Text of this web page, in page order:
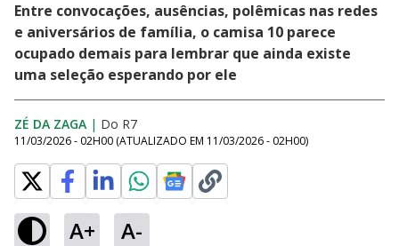
Entre convocações, ausências, polêmicas nas redes
e aniversários de família, o camisa 10 parece
ocupado demais para lembrar que ainda existe
uma seleção esperando por ele
ZÉ DA ZAGA | Do R7
11/03/2026 - 02H00 (ATUALIZADO EM 11/03/2026 - 02H00)
A+ A-